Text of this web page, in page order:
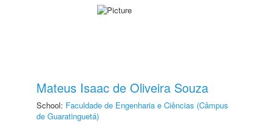
Mateus Isaac de Oliveira Souza
School: Faculdade de Engenharia e Ciências (Câmpus
de Guaratinguetá)